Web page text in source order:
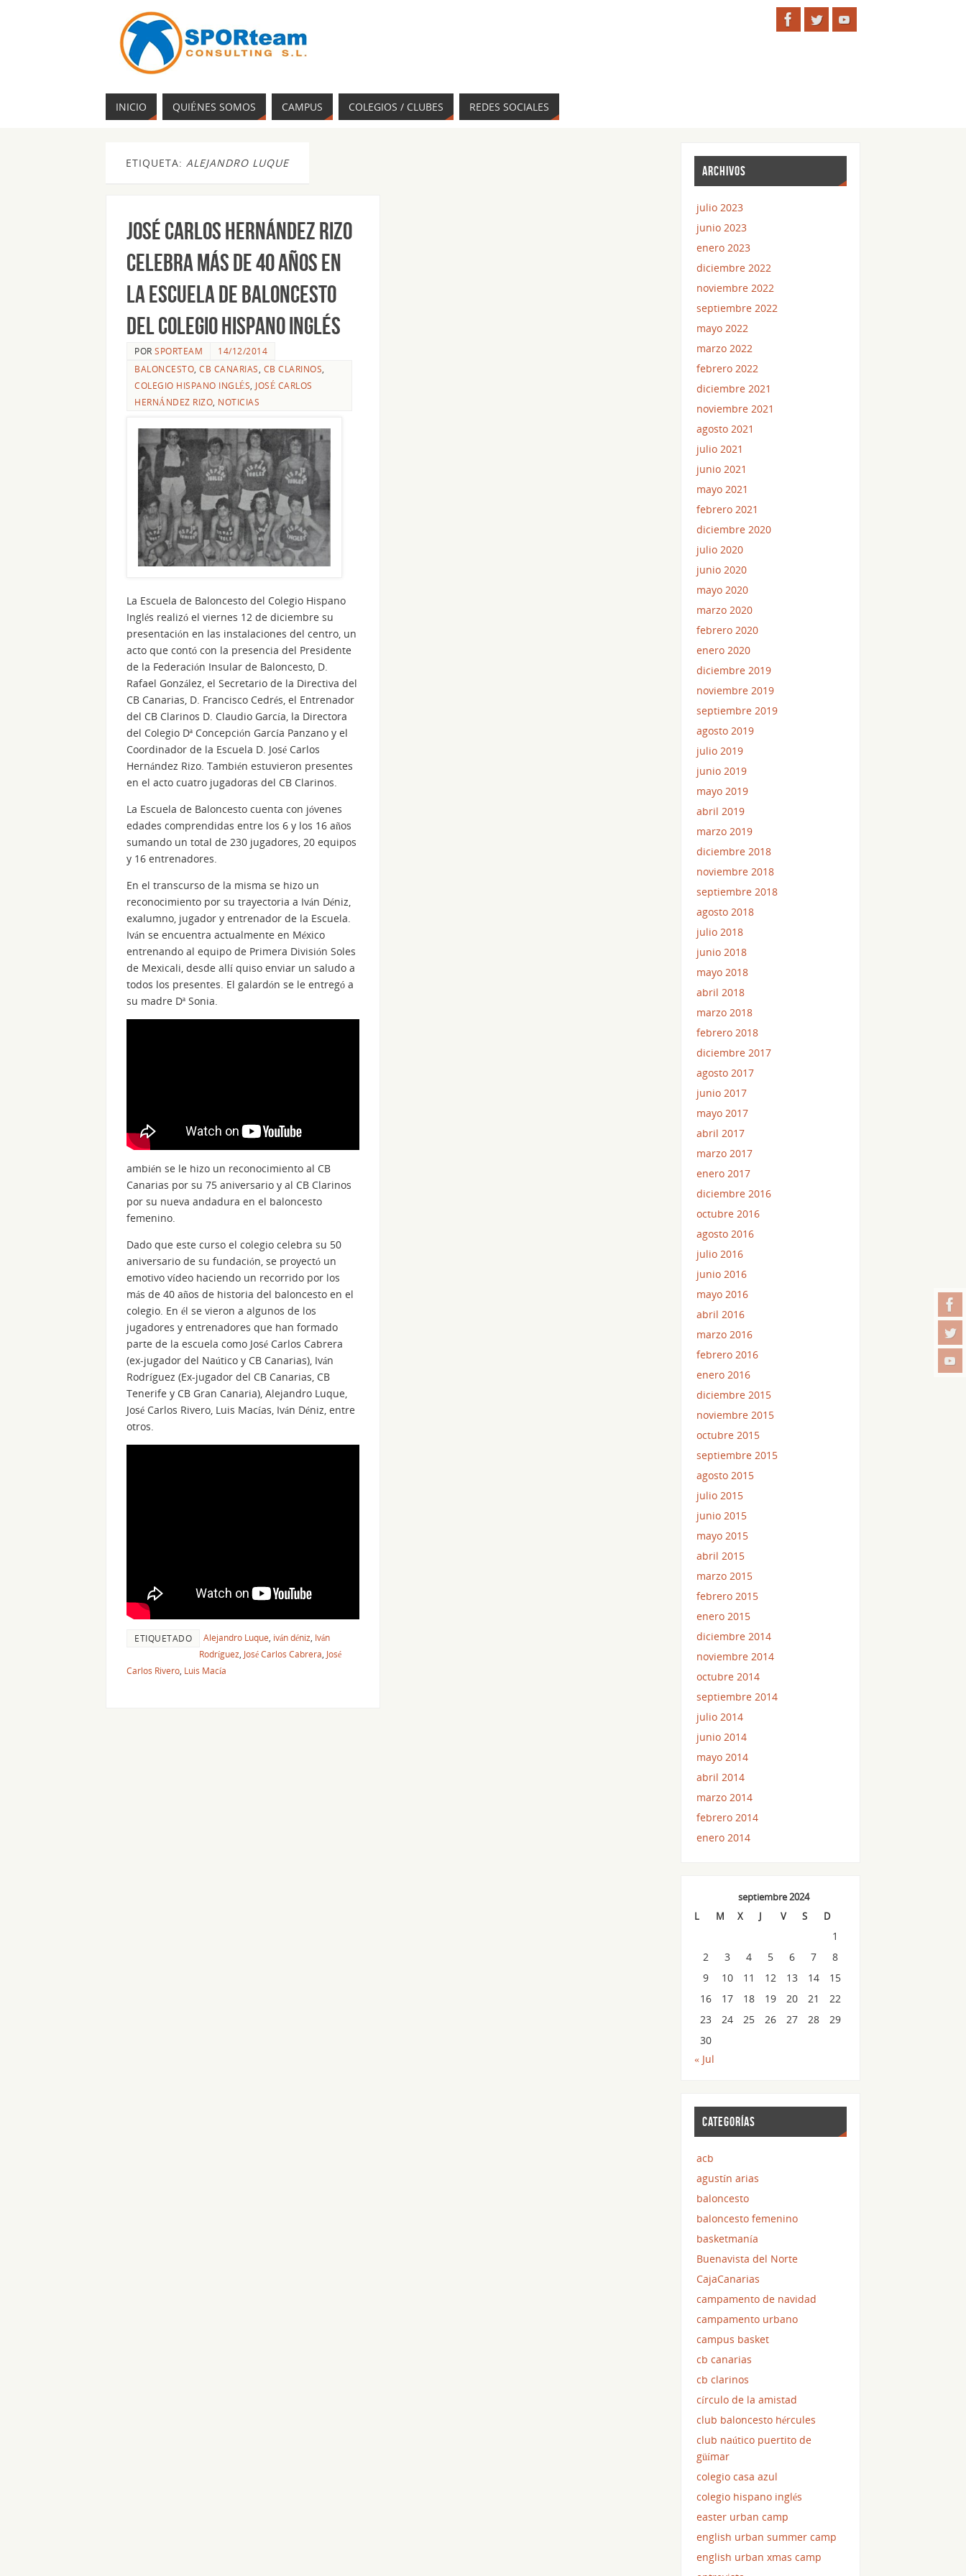
INICIO QUIÉNES SOMOS CAMPUS COLEGIOS / CLUBES REDES SOCIALES
ETIQUETA: ALEJANDRO LUQUE
José Carlos Hernández Rizo
celebra más de 40 años en
la Escuela de Baloncesto
del Colegio Hispano Inglés
POR SPORTEAM
14/12/2014
BALONCESTO CB CANARIAS CB CLARINOS
COLEGIO HISPANO INGLÉS JOSÉ CARLOS
HERNÁNDEZ RIZO NOTICIAS
La Escuela de Baloncesto del Colegio Hispano
Inglés realizó el viernes 12 de diciembre su
presentación en las instalaciones del centro, un
acto que contó con la presencia del Presidente
de la Federación Insular de Baloncesto, D.
Rafael González, el Secretario de la Directiva del
CB Canarias, D. Francisco Cedrés, el Entrenador
del CB Clarinos D. Claudio García, la Directora
del Colegio Dª Concepción García Panzano y el
Coordinador de la Escuela D. José Carlos
Hernández Rizo. También estuvieron presentes
en el acto cuatro jugadoras del CB Clarinos.
La Escuela de Baloncesto cuenta con jóvenes
edades comprendidas entre los 6 y los 16 años
sumando un total de 230 jugadores, 20 equipos
y 16 entrenadores.
En el transcurso de la misma se hizo un
reconocimiento por su trayectoria a Iván Déniz,
exalumno, jugador y entrenador de la Escuela.
Iván se encuentra actualmente en México
entrenando al equipo de Primera División Soles
de Mexicali, desde allí quiso enviar un saludo a
todos los presentes. El galardón se le entregó a
su madre Dª Sonia.
ambién se le hizo un reconocimiento al CB
Canarias por su 75 aniversario y al CB Clarinos
por su nueva andadura en el baloncesto
femenino.
Dado que este curso el colegio celebra su 50
aniversario de su fundación, se proyectó un
emotivo vídeo haciendo un recorrido por los
más de 40 años de historia del baloncesto en el
colegio. En él se vieron a algunos de los
jugadores y entrenadores que han formado
parte de la escuela como José Carlos Cabrera
(ex-jugador del Naútico y CB Canarias), Iván
Rodríguez (Ex-jugador del CB Canarias, CB
Tenerife y CB Gran Canaria), Alejandro Luque,
José Carlos Rivero, Luis Macías, Iván Déniz, entre
otros.
ETIQUETADO Alejandro Luque iván déniz Iván
Rodríguez José Carlos Cabrera José
Carlos Rivero Luis Macía
ARCHIVOS
julio 2023
junio 2023
enero 2023
diciembre 2022
noviembre 2022
septiembre 2022
mayo 2022
marzo 2022
febrero 2022
diciembre 2021
noviembre 2021
agosto 2021
julio 2021
junio 2021
mayo 2021
febrero 2021
diciembre 2020
julio 2020
junio 2020
mayo 2020
marzo 2020
febrero 2020
enero 2020
diciembre 2019
noviembre 2019
septiembre 2019
agosto 2019
julio 2019
junio 2019
mayo 2019
abril 2019
marzo 2019
diciembre 2018
noviembre 2018
septiembre 2018
agosto 2018
julio 2018
junio 2018
mayo 2018
abril 2018
marzo 2018
febrero 2018
diciembre 2017
agosto 2017
junio 2017
mayo 2017
abril 2017
marzo 2017
enero 2017
diciembre 2016
octubre 2016
agosto 2016
julio 2016
junio 2016
mayo 2016
abril 2016
marzo 2016
febrero 2016
enero 2016
diciembre 2015
noviembre 2015
octubre 2015
septiembre 2015
agosto 2015
julio 2015
junio 2015
mayo 2015
abril 2015
marzo 2015
febrero 2015
enero 2015
diciembre 2014
noviembre 2014
octubre 2014
septiembre 2014
julio 2014
junio 2014
mayo 2014
abril 2014
marzo 2014
febrero 2014
enero 2014
septiembre 2024
L
M X J V S D
1
2
3 4 5 6 7
8
9
10 11 12 13 14
15
16
17 18 19 20 21
22
23
24 25 26 27 28
29
30
« Jul
CATEGORÍAS
acb
agustín arias
baloncesto
baloncesto femenino
basketmanía
Buenavista del Norte
CajaCanarias
campamento de navidad
campamento urbano
campus basket
cb canarias
cb clarinos
círculo de la amistad
club baloncesto hércules
club naútico puertito de
güímar
colegio casa azul
colegio hispano inglés
easter urban camp
english urban summer camp
english urban xmas camp